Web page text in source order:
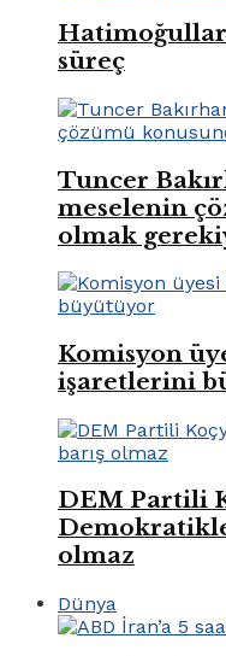
süreç
Tuncer
meselenin
olmak
Komisyon
işaretlerini
DEM Partili
olmaz
Dünya